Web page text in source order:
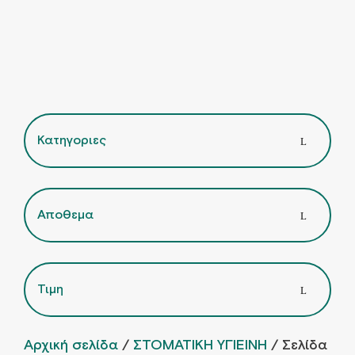
Κατηγοριες
Αποθεμα
Τιμη
Αρχική σελίδα / ΣΤΟΜΑΤΙΚΗ ΥΓΙΕΙΝΗ / Σελίδα